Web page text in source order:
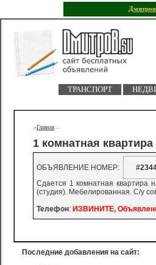
ТРАНСПОРТ
->Главная - -
1 комнатная
ОБЪЯВЛЕНИЕ НОМЕР:
Сдается 1 комнатная квартира
(студия). Мебелированная. С/у
Телефон: ИЗВИНИТЕ,
Последние добавления на сайт: